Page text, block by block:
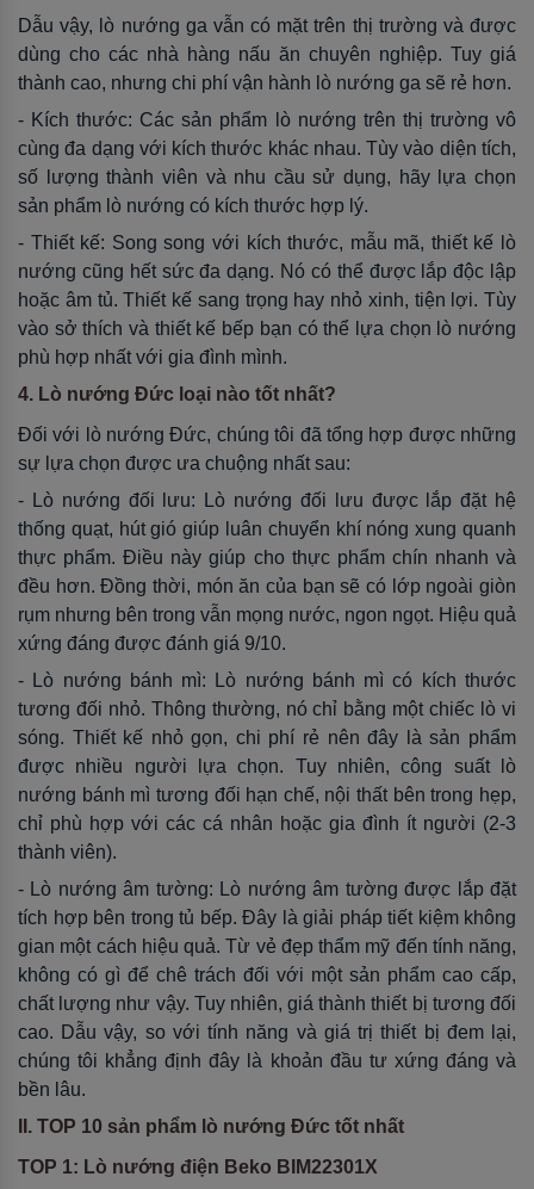
Dẫu vậy, lò nướng ga vẫn có mặt trên thị trường và được
dùng cho các nhà hàng nấu ăn chuyên nghiệp. Tuy giá
thành cao, nhưng chi phí vận hành lò nướng ga sẽ rẻ hơn.
- Kích thước: Các sản phẩm lò nướng trên thị trường vô
cùng đa dạng với kích thước khác nhau. Tùy vào diện tích,
số lượng thành viên và nhu cầu sử dụng, hãy lựa chọn
sản phẩm lò nướng có kích thước hợp lý.
- Thiết kế: Song song với kích thước, mẫu mã, thiết kế lò
nướng cũng hết sức đa dạng. Nó có thể được lắp độc lập
hoặc âm tủ. Thiết kế sang trọng hay nhỏ xinh, tiện lợi. Tùy
vào sở thích và thiết kế bếp bạn có thể lựa chọn lò nướng
phù hợp nhất với gia đình mình.
4. Lò nướng Đức loại nào tốt nhất?
Đối với lò nướng Đức, chúng tôi đã tổng hợp được những
sự lựa chọn được ưa chuộng nhất sau:
- Lò nướng đối lưu: Lò nướng đối lưu được lắp đặt hệ
thống quạt, hút gió giúp luân chuyển khí nóng xung quanh
thực phẩm. Điều này giúp cho thực phẩm chín nhanh và
đều hơn. Đồng thời, món ăn của bạn sẽ có lớp ngoài giòn
rụm nhưng bên trong vẫn mọng nước, ngon ngọt. Hiệu quả
xứng đáng được đánh giá 9/10.
- Lò nướng bánh mì: Lò nướng bánh mì có kích thước
tương đối nhỏ. Thông thường, nó chỉ bằng một chiếc lò vi
sóng. Thiết kế nhỏ gọn, chi phí rẻ nên đây là sản phẩm
được nhiều người lựa chọn. Tuy nhiên, công suất lò
nướng bánh mì tương đối hạn chế, nội thất bên trong hẹp,
chỉ phù hợp với các cá nhân hoặc gia đình ít người (2-3
thành viên).
- Lò nướng âm tường: Lò nướng âm tường được lắp đặt
tích hợp bên trong tủ bếp. Đây là giải pháp tiết kiệm không
gian một cách hiệu quả. Từ vẻ đẹp thẩm mỹ đến tính năng,
không có gì để chê trách đối với một sản phẩm cao cấp,
chất lượng như vậy. Tuy nhiên, giá thành thiết bị tương đối
cao. Dẫu vậy, so với tính năng và giá trị thiết bị đem lại,
chúng tôi khẳng định đây là khoản đầu tư xứng đáng và
bền lâu.
II. TOP 10 sản phẩm lò nướng Đức tốt nhất
TOP 1: Lò nướng điện Beko BIM22301X